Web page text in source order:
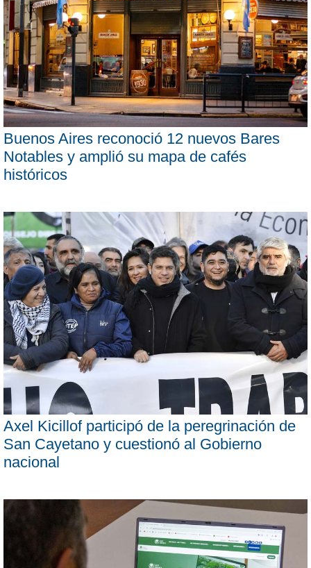
Buenos Aires reconoció 12 nuevos Bares
Notables y amplió su mapa de cafés
históricos
Axel Kicillof participó de la peregrinación de
San Cayetano y cuestionó al Gobierno
nacional